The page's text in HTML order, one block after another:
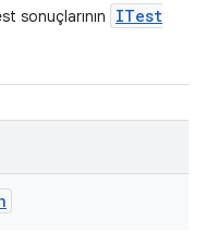
sonuçlarının
ITest